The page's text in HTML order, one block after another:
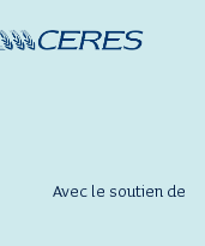
Avec le soutien de